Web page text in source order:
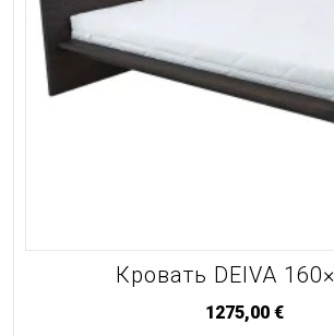
Кровать DEIVA
1275,00 €